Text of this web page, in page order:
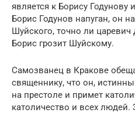
является к Борису Годунову
Борис Годунов напуган, он
Шуйского, точно ли
Борис грозит Шуйскому.
Самозванец в Кракове
священнику, что он,
на престоле и примет
католичество и всех людей.